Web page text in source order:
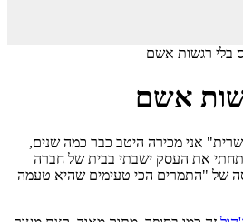
בלי רגשות אשם
אשם
אני מכירה היטב כבר כמה שנים,
את העסק ישבתי בבית של חברה
של "התמרים הכי טעימים שהיא טעמה